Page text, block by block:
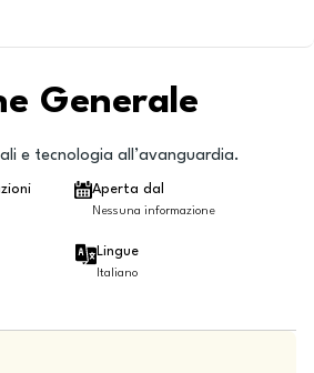
Generale
e tecnologia all’avanguardia.
Aperta dal
Nessuna informazione
Lingue
Italiano